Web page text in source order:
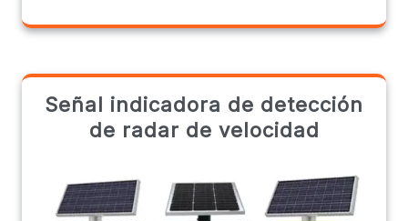
Señal indicadora de detección
de radar de velocidad